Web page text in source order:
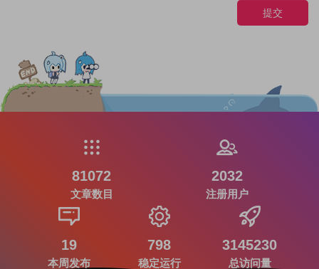
提交
81072
文章数目
2032
注册用户
19
本周发布
798
稳定运行
3145230
总访问量